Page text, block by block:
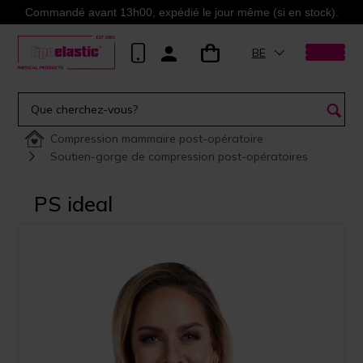
Commandé avant 13h00, expédié le jour même (si en stock).
BE
Compression mammaire post-opératoire
Soutien-gorge de compression post-opératoires
PS ideal